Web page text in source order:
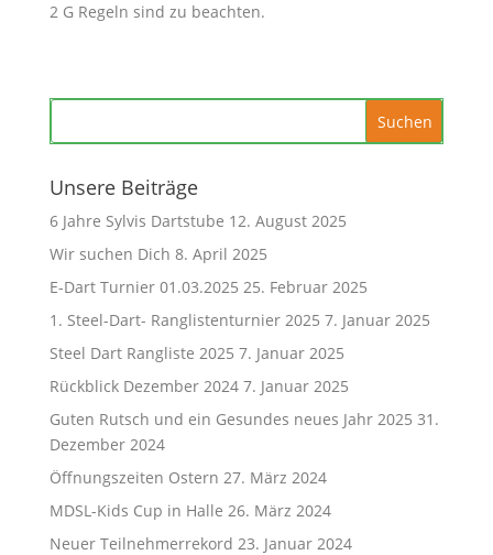
2 G Regeln sind zu beachten.
Unsere Beiträge
6 Jahre Sylvis Dartstube 12. August 2025
Wir suchen Dich 8. April 2025
E-Dart Turnier 01.03.2025 25. Februar 2025
1. Steel-Dart- Ranglistenturnier 2025 7. Januar 2025
Steel Dart Rangliste 2025 7. Januar 2025
Rückblick Dezember 2024 7. Januar 2025
Guten Rutsch und ein Gesundes neues Jahr 2025 31.
Dezember 2024
Öffnungszeiten Ostern 27. März 2024
MDSL-Kids Cup in Halle 26. März 2024
Neuer Teilnehmerrekord 23. Januar 2024